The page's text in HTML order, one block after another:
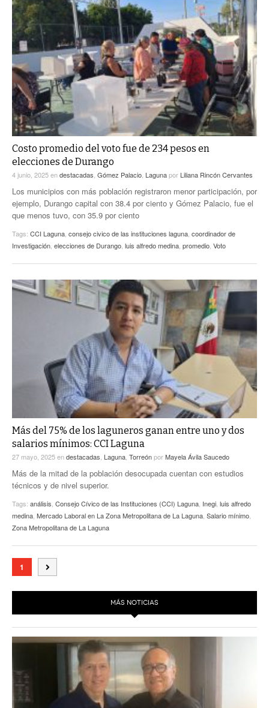
Costo promedio del voto fue de 234 pesos en
elecciones de Durango
4 junio, 2025endestacadas, Gómez Palacio, Lagunapor Liliana Rincón Cervantes
Los municipios con más población registraron menor participación, por
ejemplo, Durango capital con 38.4 por ciento y Gómez Palacio, fue el
que menos tuvo, con 35.9 por ciento
Tags: CCI Laguna, consejo civico de las instituciones laguna, coordinador de
Investigación, elecciones de Durango, luis alfredo medina, promedio, Voto
Más del 75% de los laguneros ganan entre uno y dos
salarios mínimos: CCI Laguna
27 mayo, 2025endestacadas Laguna TorreónporMayela Ávila Saucedo
Más de la mitad de la población desocupada cuentan con estudios
técnicos y de nivel superior.
Tags: análisis Consejo Cívico de las Instituciones (CCI) Laguna Inegi luis alfredo
medina Mercado Laboral en La Zona Metropolitana de La Laguna Salario mínimo
Zona Metropolitana de La Laguna
1
MÁS NOTICIAS